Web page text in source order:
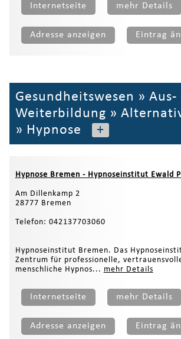
Internetseite mehr Details
Adresse anzeigen Eintrag
Gesundheitswesen » Aus-
Weiterbildung »
» Hypnose +
Hypnose Bremen - Hypnoseinstitut Ewald
Am Dillenkamp 2
28777 Bremen
Telefon: 042137703060
Hypnoseinstitut Bremen. Das
Zentrum für professionelle,
menschliche Hypnos... mehr Details
Internetseite mehr Details
Adresse anzeigen Eintrag